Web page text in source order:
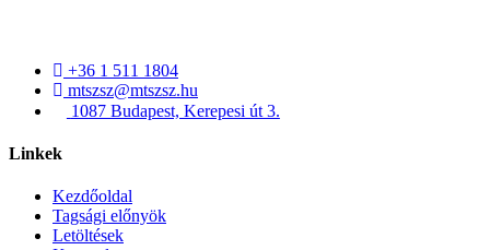
+36 1 511 1804
mtszsz@mtszsz.hu
1087 Budapest, Kerepesi út 3.
Linkek
Kezdőoldal
Tagsági előnyök
Letöltések